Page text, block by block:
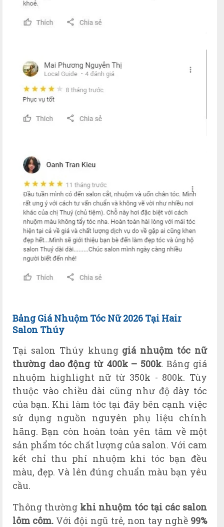
Bảng Giá Nhuộm Tóc Nữ 2026 Tại Hair
Salon Thúy
Tại salon Thúy khung giá nhuộm tóc nữ
thường dao động từ 400k – 500k. Bảng giá
nhuộm highlight nữ từ 350k - 800k. Tùy
thuộc vào chiều dài cũng như độ dày tóc
của bạn. Khi làm tóc tại đây bên cạnh việc
sử dụng nguồn nguyên phụ liệu chính
hãng. Bạn còn hoàn toàn yên tâm về một
sản phẩm tóc chất lượng của salon. Với cam
kết chỉ thu phí nhuộm khi tóc bạn đều
màu, đẹp. Và lên đúng chuẩn màu bạn yêu
cầu.
Thông thường khi nhuộm tóc tại các salon
lôm côm. Với đội ngũ trẻ, non tay nghề99%